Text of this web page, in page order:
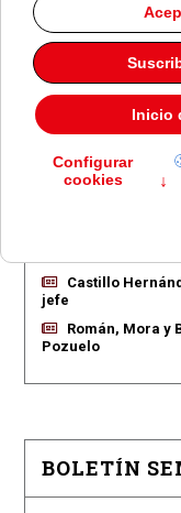
EN
Pozuelo
Pozuelo
Castillo
jefe
Román, Mora y
Pozuelo
BOLETÍN